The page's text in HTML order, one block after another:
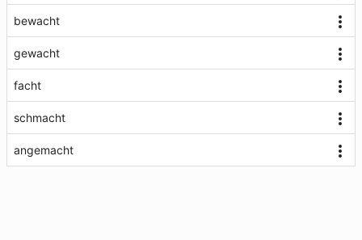
bewacht
gewacht
facht
schmacht
angemacht